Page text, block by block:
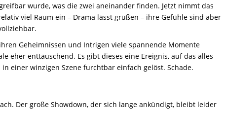
wurde, was die zwei aneinander finden. Jetzt nimmt das
viel Raum ein – Drama lässt grüßen – ihre Gefühle sind aber
Geheimnissen und Intrigen viele spannende Momente
eher enttäuschend. Es gibt dieses eine Ereignis, auf das alles
einer winzigen Szene furchtbar einfach gelöst. Schade.
Der große Showdown, der sich lange ankündigt, bleibt leider